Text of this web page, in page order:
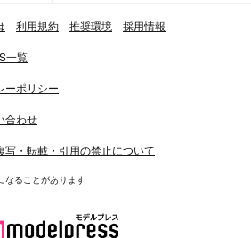
利用規約 推奨環境 採用情報
一覧
ーポリシー
合わせ
・転載・引用の禁止について
なることがあります